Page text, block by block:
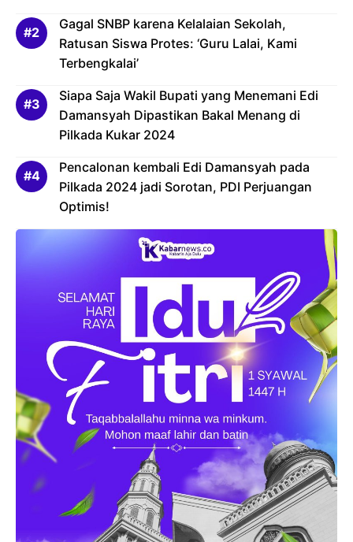
Gagal SNBP karena Kelalaian Sekolah,
Ratusan Siswa Protes: ‘Guru Lalai, Kami
Terbengkalai’
Siapa Saja Wakil Bupati yang Menemani Edi
Damansyah Dipastikan Bakal Menang di
Pilkada Kukar 2024
Pencalonan kembali Edi Damansyah pada
Pilkada 2024 jadi Sorotan, PDI Perjuangan
Optimis!